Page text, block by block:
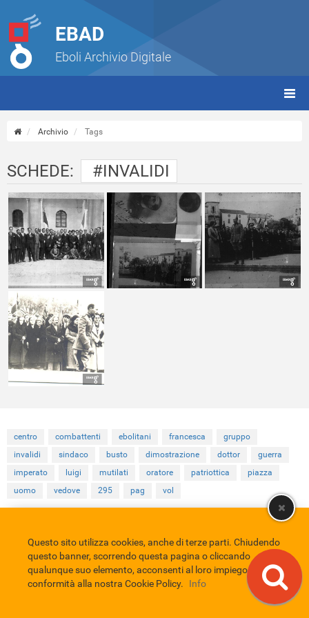
EBAD
Eboli Archivio Digitale
Archivio Tags
SCHEDE: #INVALIDI
centro combattenti ebolitani francesca
gruppo
invalidi
sindaco busto dimostrazione dottor
guerra
imperato
luigi mutilati oratore patriottica
piazza
uomo
vedove 295 pag vol
Comune di Eboli Servizio Bibliotecario Nazionale
Privacy policy
Credits
EBAD
Eboli Archivio Digitale
Questo sito utilizza cookies, anche di terze parti. Chiudendo
questo banner, scorrendo questa pagina o cliccando
qualunque suo elemento, acconsenti al loro impiego in
conformità alla nostra Cookie Policy.
Info